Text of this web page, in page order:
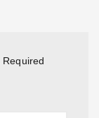
Required